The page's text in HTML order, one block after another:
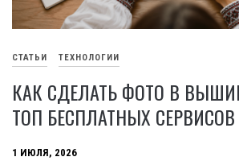
СТАТЬИ ТЕХНОЛОГИИ
КАК СДЕЛАТЬ ФОТО В
ТОП БЕСПЛАТНЫХ СЕРВИСОВ
1 ИЮЛЯ, 2026